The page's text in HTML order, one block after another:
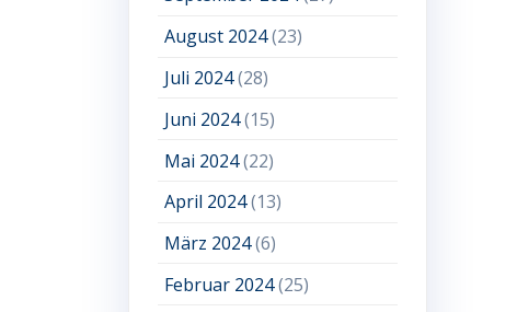
August 2024(23)
Juli 2024(28)
Juni 2024(15)
Mai 2024(22)
April 2024(13)
März 2024(6)
Februar 2024(25)